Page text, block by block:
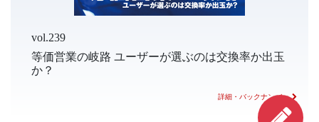
vol.239
等価営業の岐路 ユーザーが選ぶのは交換率か出玉
か？
詳細・バックナンバー